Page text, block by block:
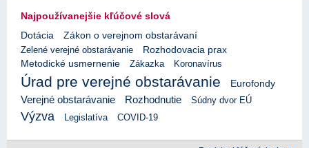
Najpoužívanejšie kľúčové slová
Dotácia
Zákon o verejnom obstarávaní
Zelené verejné obstarávanie
Rozhodovacia prax
Metodické usmernenie Zákazka Koronavírus
Úrad pre verejné obstarávanie Eurofondy
Verejné obstarávanie Rozhodnutie Súdny dvor EÚ
Výzva Legislatíva COVID-19